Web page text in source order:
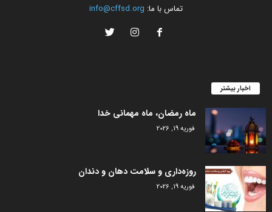
تماس با ما: info@cffsd.org
اخبار بیشتر
ماه رمضان، ماه مهمانی خدا
فوریه 19, 2026
روزه‌داری و سلامت دهان و دندان
فوریه 19, 2026